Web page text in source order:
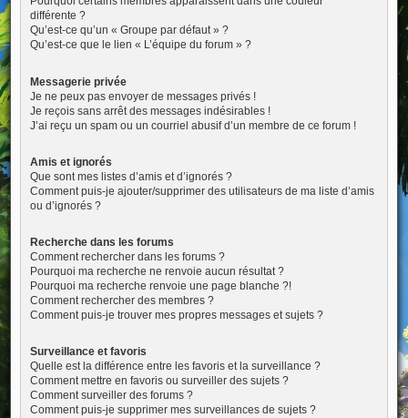
différente ?
Qu’est-ce qu’un « Groupe par défaut » ?
Qu’est-ce que le lien « L’équipe du forum » ?
Messagerie privée
Je ne peux pas envoyer de messages privés !
Je reçois sans arrêt des messages indésirables !
J’ai reçu un spam ou un courriel abusif d’un membre de ce forum !
Amis et ignorés
Que sont mes listes d’amis et d’ignorés ?
Comment puis-je ajouter/supprimer des utilisateurs de ma liste d’amis
ou d’ignorés ?
Recherche dans les forums
Comment rechercher dans les forums ?
Pourquoi ma recherche ne renvoie aucun résultat ?
Pourquoi ma recherche renvoie une page blanche ?!
Comment rechercher des membres ?
Comment puis-je trouver mes propres messages et sujets ?
Surveillance et favoris
Quelle est la différence entre les favoris et la surveillance ?
Comment mettre en favoris ou surveiller des sujets ?
Comment surveiller des forums ?
Comment puis-je supprimer mes surveillances de sujets ?